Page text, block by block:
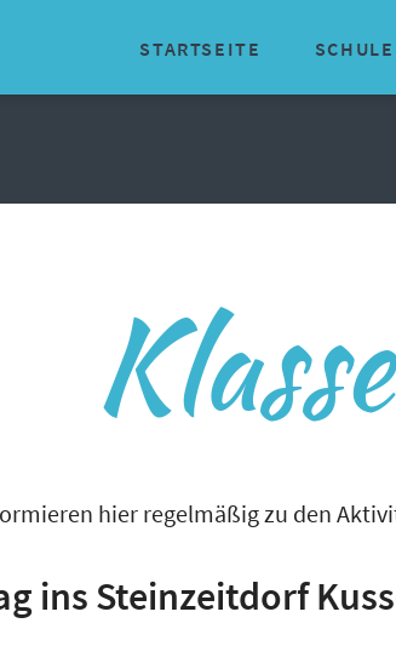
STARTSEITE SCHULE
hier regelmäßig zu den
ins Steinzeitdorf